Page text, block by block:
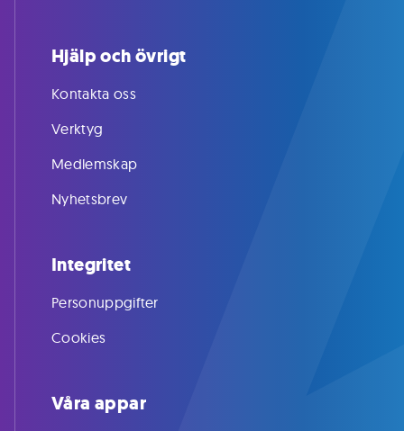
Hjälp och övrigt
Kontakta oss
Verktyg
Medlemskap
Nyhetsbrev
Integritet
Personuppgifter
Cookies
Våra appar